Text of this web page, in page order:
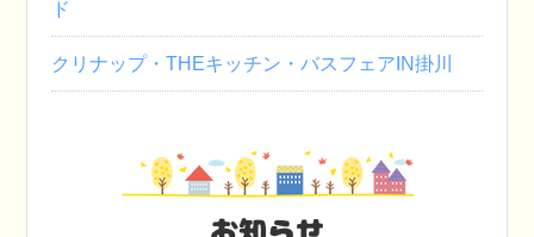
ド
クリナップ・THEキッチン・バスフェアIN掛川
お知らせ